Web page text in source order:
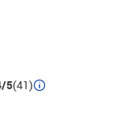
CE, ROHS - 100%
une excellence
5(41)